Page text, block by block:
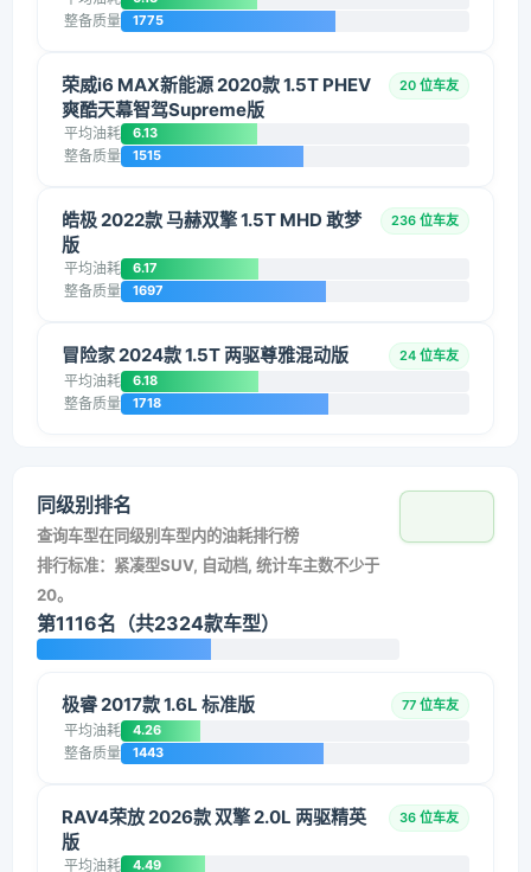
整备质量 1775
荣威i6 MAX新能源 2020款 1.5T PHEV
爽酷天幕智驾Supreme版
20 位车友
平均油耗 6.13
整备质量 1515
皓极 2022款 马赫双擎 1.5T MHD 敢梦
版
236 位车友
平均油耗 6.17
整备质量 1697
冒险家 2024款 1.5T 两驱尊雅混动版 24 位车友
平均油耗 6.18
整备质量 1718
同级别排名
查询车型在同级别车型内的油耗排行榜
排行标准：紧凑型SUV, 自动档, 统计车主数不少于
20。
第1116名（共2324款车型）
极睿 2017款 1.6L 标准版 77 位车友
平均油耗 4.26
整备质量 1443
RAV4荣放 2026款 双擎 2.0L 两驱精英
版
36 位车友
平均油耗 4.49